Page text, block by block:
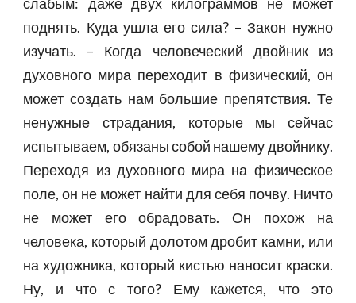
поднять. Куда ушла его сила? – Закон нужно
изучать. – Когда человеческий двойник из
духовного мира переходит в физический, он
может создать нам большие препятствия. Те
ненужные страдания, которые мы сейчас
испытываем, обязаны собой нашему двойнику.
Переходя из духовного мира на физическое
поле, он не может найти для себя почву. Ничто
не может его обрадовать. Он похож на
человека, который долотом дробит камни, или
на художника, который кистью наносит краски.
Ну, и что с того? Ему кажется, что это